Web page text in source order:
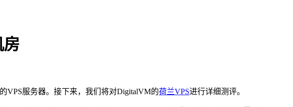
房
VPS服务器。接下来，我们将对DigitalVM的荷兰VPS进行详细测评。